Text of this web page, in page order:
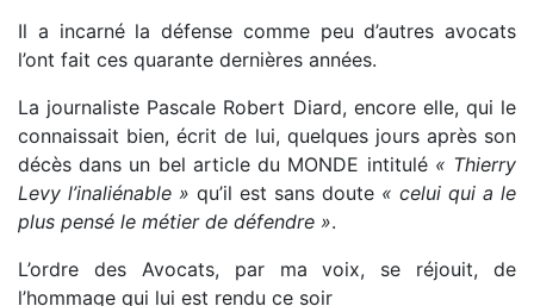
Il a incarné la défense comme peu d’autres avocats
l’ont fait ces quarante dernières années.
La journaliste Pascale Robert Diard, encore elle, qui le
connaissait bien, écrit de lui, quelques jours après son
décès dans un bel article du MONDE intitulé« Thierry
Levy l’inaliénable » qu’il est sans doute « celui qui a le
plus pensé le métier de défendre ».
L’ordre des Avocats, par ma voix, se réjouit, de
l’hommage qui lui est rendu ce soir